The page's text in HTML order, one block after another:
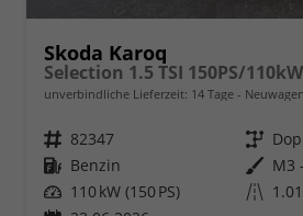
Skoda Karoq
unverbindliche Lieferzeit: 14 Tage
Fahrzeugnr. 82347 Getriebe
Kraftstoff Benzin Außenfarbe M3
Leistung 110 kW (150 PS) Kilometerstand